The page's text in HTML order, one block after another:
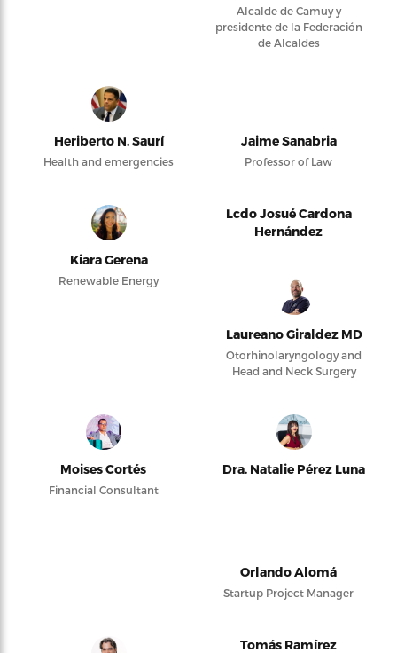
Alcalde de Camuy y
presidente de la Federación
de Alcaldes
Heriberto N. Saurí
Health and emergencies
Jaime Sanabria
Professor of Law
Kiara Gerena
Renewable Energy
Lcdo Josué Cardona
Hernández
Laureano Giraldez MD
Otorhinolaryngology and
Head and Neck Surgery
Moises Cortés
Financial Consultant
Dra. Natalie Pérez Luna
Orlando Alomá
Startup Project Manager
Tomás Ramírez